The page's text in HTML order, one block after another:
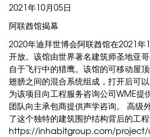
2021年10月05日
阿联酋馆揭幕
2020年迪拜世博会阿联酋馆在2021
开放。该馆由世界著名建筑师圣地亚
自于飞行中的猎鹰。该馆的可移动屋
翅膀之间的混合系统组成，打开后可
为该项目向工程服务咨询公司WME提
团队向主承包商提供声学咨询。 高
了这个独特的建筑围护结构背后的工
https://inhabitgroup.com/